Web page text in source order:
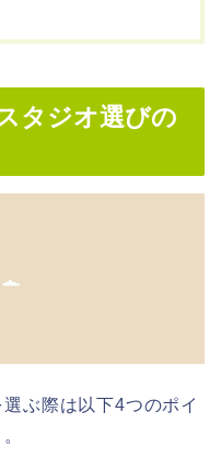
タジオ選びの
ぶ際は以下4つのポイ